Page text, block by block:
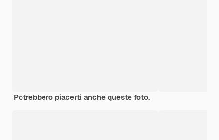
Potrebbero piacerti anche queste foto.